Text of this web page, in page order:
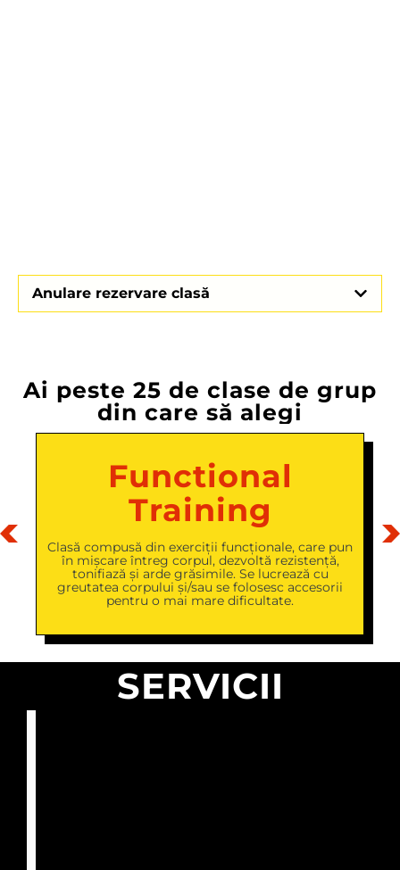
Anulare rezervare clasă
Ai peste 25 de clase de grup
din care să alegi
Functional
Training
Clasă compusă din exerciții funcționale, care pun
în mișcare întreg corpul, dezvoltă rezistență,
tonifiază și arde grăsimile. Se lucrează cu
greutatea corpului și/sau se folosesc accesorii
pentru o mai mare dificultate.
SERVICII